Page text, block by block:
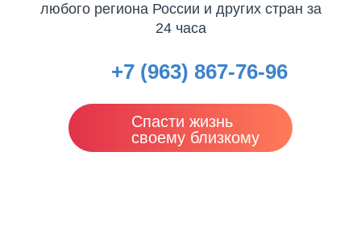
любого региона России и других стран за
24 часа
+7 (963) 867-76-96
Спасти жизнь
своему близкому